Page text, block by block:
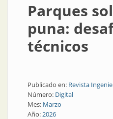
Parques
puna:
técnicos
Publicado en: Revista
Número: Digital
Mes: Marzo
Año:2026